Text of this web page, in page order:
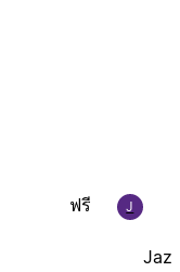
ฟรี J
Jaz